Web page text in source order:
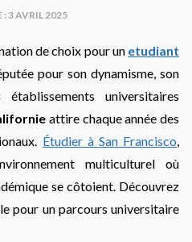
: 3 AVRIL 2025
de choix pour un etudiant
pour son dynamisme, son
universitaires
attire chaque année des
Étudier à San Francisco,
multiculturel où
se côtoient. Découvrez
pour un parcours universitaire